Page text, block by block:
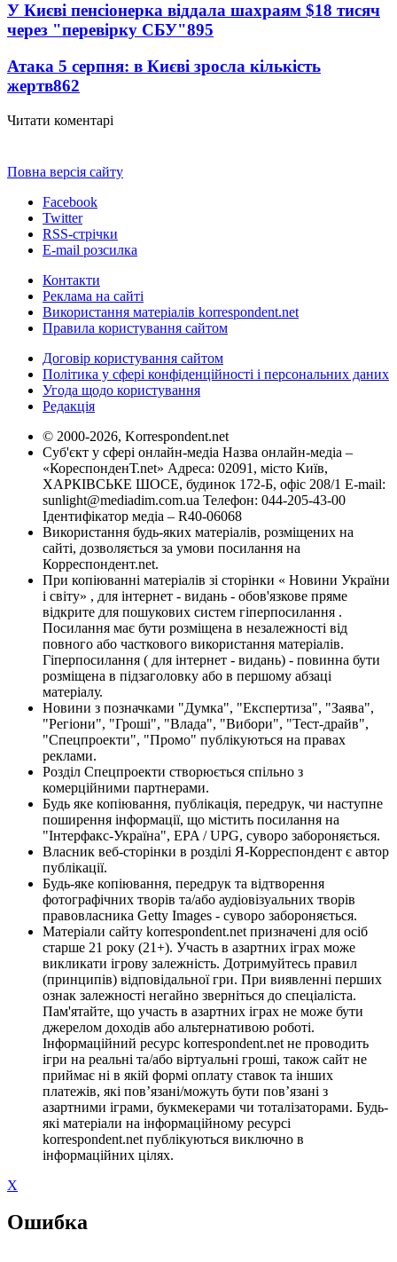
У Києві пенсіонерка віддала шахраям $18 тисяч
через "перевірку СБУ"895
Атака 5 серпня: в Києві зросла кількість
жертв862
Читати коментарі
Повна версія сайту
Facebook
Twitter
RSS-стрічки
E-mail розсилка
Контакти
Реклама на сайті
Використання матеріалів korrespondent.net
Правила користування сайтом
Договір користування сайтом
Політика у сфері конфіденційності і персональних даних
Угода щодо користування
Редакція
© 2000-2026, Korrespondent.net
Суб'єкт у сфері онлайн-медіа Назва онлайн-медіа –
«КореспонденТ.net» Адреса: 02091, місто Київ,
ХАРКІВСЬКЕ ШОСЕ, будинок 172-Б, офіс 208/1 E-mail:
sunlight@mediadim.com.ua Телефон: 044-205-43-00
Ідентифікатор медіа – R40-06068
Використання будь-яких матеріалів, розміщених на
сайті, дозволяється за умови посилання на
Корреспондент.net.
При копіюванні матеріалів зі сторінки « Новини України
і світу» , для інтернет - видань - обов'язкове пряме
відкрите для пошукових систем гіперпосилання .
Посилання має бути розміщена в незалежності від
повного або часткового використання матеріалів.
Гіперпосилання ( для інтернет - видань) - повинна бути
розміщена в підзаголовку або в першому абзаці
матеріалу.
Новини з позначками "Думка", "Експертиза", "Заява",
"Регіони", "Гроші", "Влада", "Вибори", "Тест-драйв",
"Спецпроекти", "Промо" публікуються на правах
реклами.
Розділ Спецпроекти створюється спільно з
комерційними партнерами.
Будь яке копіювання, публікація, передрук, чи наступне
поширення інформації, що містить посилання на
"Інтерфакс-Україна", EPA / UPG, суворо забороняється.
Власник веб-сторінки в розділі Я-Корреспондент є автор
публікації.
Будь-яке копіювання, передрук та відтворення
фотографічних творів та/або аудіовізуальних творів
правовласника Getty Images - суворо забороняється.
Матеріали сайту korrespondent.net призначені для осіб
старше 21 року (21+). Участь в азартних іграх може
викликати ігрову залежність. Дотримуйтесь правил
(принципів) відповідальної гри. При виявленні перших
ознак залежності негайно зверніться до спеціаліста.
Пам'ятайте, що участь в азартних іграх не може бути
джерелом доходів або альтернативою роботі.
Інформаційний ресурс korrespondent.net не проводить
ігри на реальні та/або віртуальні гроші, також сайт не
приймає ні в якій формі оплату ставок та інших
платежів, які пов’язані/можуть бути пов’язані з
азартними іграми, букмекерами чи тоталізаторами. Будь-
які матеріали на інформаційному ресурсі
korrespondent.net публікуються виключно в
інформаційних цілях.
X
Ошибка